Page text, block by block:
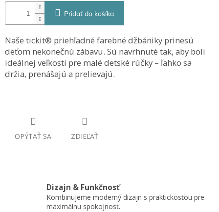
Pridať do košíka
Naše tickit® priehľadné farebné džbániky prinesú
deťom nekonečnú zábavu. Sú navrhnuté tak, aby boli
ideálnej veľkosti pre malé detské rúčky – ľahko sa
držia, prenášajú a prelievajú.
OPÝTAŤ SA ZDIEĽAŤ
Dizajn & Funkčnosť
Kombinujeme moderný dizajn s praktickosťou pre
maximálnu spokojnosť.